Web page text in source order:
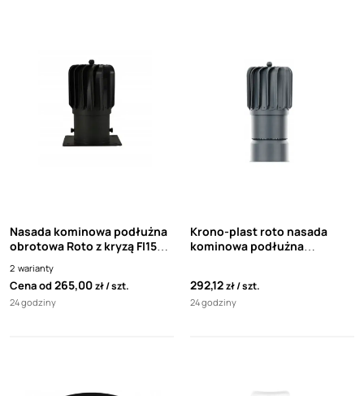
Nasada kominowa podłużna
obrotowa Roto z kryzą FI150
2 warianty
Cena od265,00zł szt.
24 godziny
Krono-plast roto nasada
kominowa podłużna
292,12zł szt.
24 godziny